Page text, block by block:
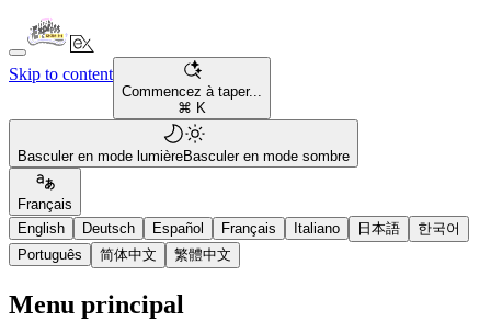
Skip to content
Commencez à taper...
⌘ K
Basculer en mode lumièreBasculer en mode sombre
Français
English
Deutsch Español Français Italiano 日本語
한국어
Português
简体中文 繁體中文
Menu principal